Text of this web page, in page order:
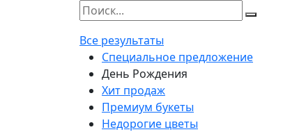
Все результаты
Специальное предложение
День Рождения
Хит продаж
Премиум букеты
Недорогие цветы